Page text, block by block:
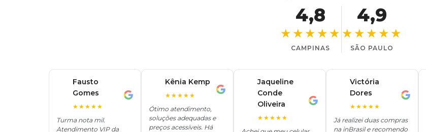
4,8
★★★★★
CAMPINAS
4,9
★★★★★
SÃO PAULO
Fausto
Gomes
★★★★★
Turma nota mil.
Atendimento VIP da
Kênia Kemp
★★★★★
Ótimo atendimento,
soluções adequadas e
preços acessíveis. Há
Jaqueline
Conde
Oliveira
★★★★★
Victória
Dores
★★★★★
Já realizei duas compras
na inBrasil e recomendo